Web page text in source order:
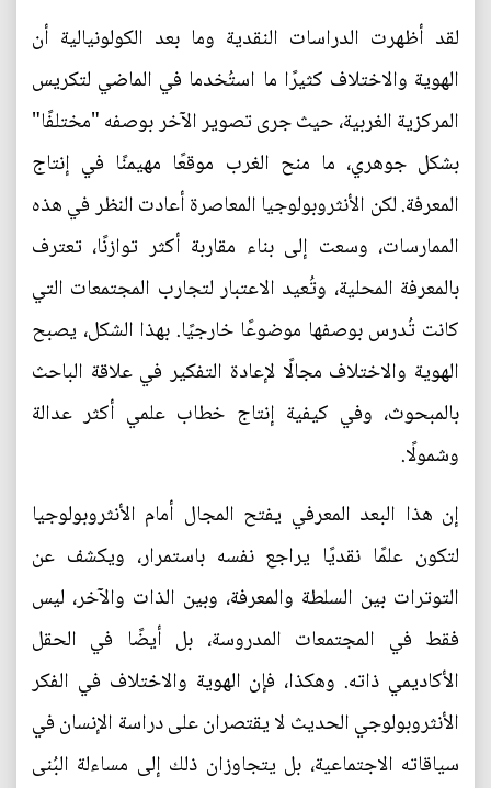
لقد أظهرت الدراسات النقدية وما بعد الكولونيالية أن
الهوية والاختلاف كثيرًا ما استُخدما في الماضي لتكريس
المركزية الغربية، حيث جرى تصوير الآخر بوصفه "مختلفًا"
بشكل جوهري، ما منح الغرب موقعًا مهيمنًا في إنتاج
المعرفة. لكن الأنثروبولوجيا المعاصرة أعادت النظر في هذه
الممارسات، وسعت إلى بناء مقاربة أكثر توازنًا، تعترف
بالمعرفة المحلية، وتُعيد الاعتبار لتجارب المجتمعات التي
كانت تُدرس بوصفها موضوعًا خارجيًا. بهذا الشكل، يصبح
الهوية والاختلاف مجالًا لإعادة التفكير في علاقة الباحث
بالمبحوث، وفي كيفية إنتاج خطاب علمي أكثر عدالة
وشمولًا.
إن هذا البعد المعرفي يفتح المجال أمام الأنثروبولوجيا
لتكون علمًا نقديًا يراجع نفسه باستمرار، ويكشف عن
التوترات بين السلطة والمعرفة، وبين الذات والآخر، ليس
فقط في المجتمعات المدروسة، بل أيضًا في الحقل
الأكاديمي ذاته. وهكذا، فإن الهوية والاختلاف في الفكر
الأنثروبولوجي الحديث لا يقتصران على دراسة الإنسان في
سياقاته الاجتماعية، بل يتجاوزان ذلك إلى مساءلة البُنى